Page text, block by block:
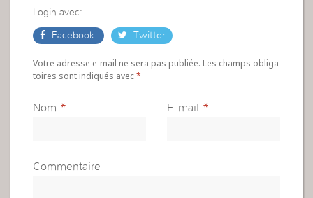
Login avec:
Facebook Twitter
Votre adresse e-mail ne sera pas publiée. Les champs obliga
toires sont indiqués avec*
Nom * E-mail *
Commentaire